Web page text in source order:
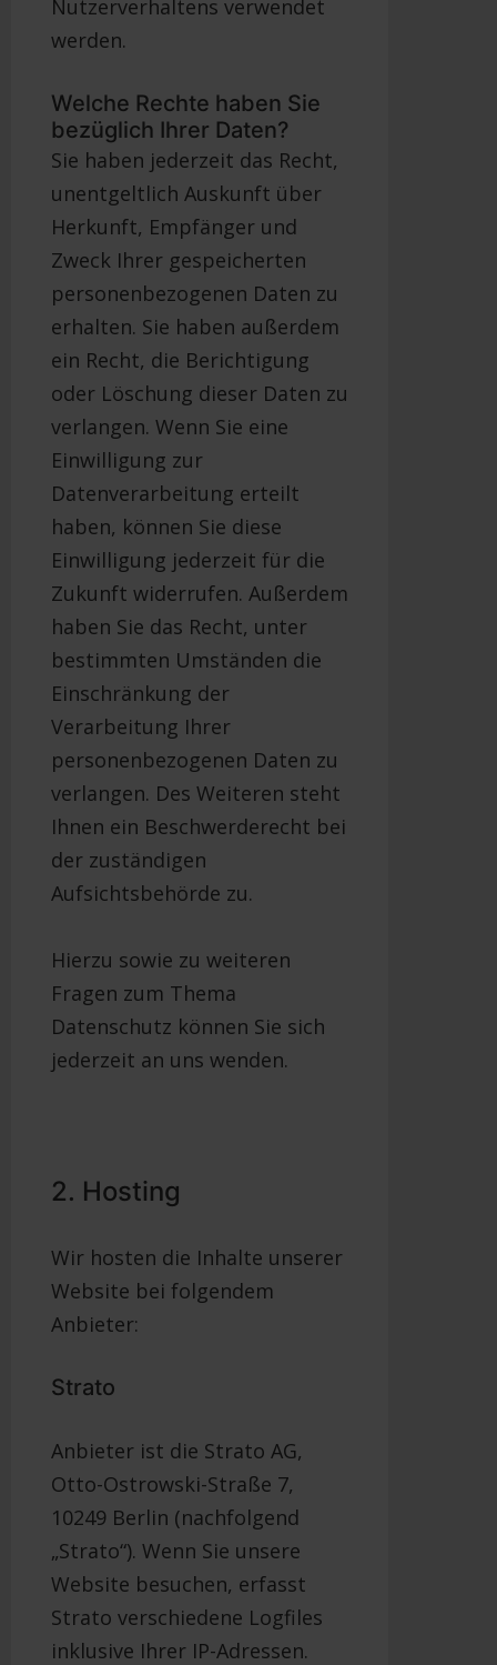
Nutzerverhaltens verwendet
werden.
Welche Rechte haben Sie
bezüglich Ihrer Daten?
Sie haben jederzeit das Recht,
unentgeltlich Auskunft über
Herkunft, Empfänger und
Zweck Ihrer gespeicherten
personenbezogenen Daten zu
erhalten. Sie haben außerdem
ein Recht, die Berichtigung
oder Löschung dieser Daten zu
verlangen. Wenn Sie eine
Einwilligung zur
Datenverarbeitung erteilt
haben, können Sie diese
Einwilligung jederzeit für die
Zukunft widerrufen. Außerdem
haben Sie das Recht, unter
bestimmten Umständen die
Einschränkung der
Verarbeitung Ihrer
personenbezogenen Daten zu
verlangen. Des Weiteren steht
Ihnen ein Beschwerderecht bei
der zuständigen
Aufsichtsbehörde zu.
Hierzu sowie zu weiteren
Fragen zum Thema
Datenschutz können Sie sich
jederzeit an uns wenden.
2. Hosting
Wir hosten die Inhalte unserer
Website bei folgendem
Anbieter:
Strato
Anbieter ist die Strato AG,
Otto-Ostrowski-Straße 7,
10249 Berlin (nachfolgend
„Strato“). Wenn Sie unsere
Website besuchen, erfasst
Strato verschiedene Logfiles
inklusive Ihrer IP-Adressen.